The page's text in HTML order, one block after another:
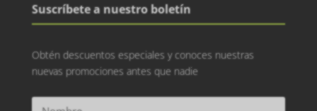
Suscríbete a nuestro boletín
Obtén descuentos especiales y conoces nuestras
nuevas promociones antes que nadie